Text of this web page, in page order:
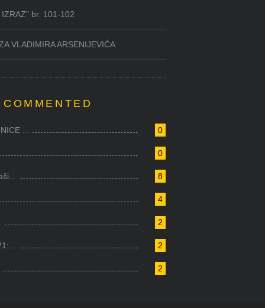
br. 101-102
VLADIMIRA ARSENIJEVIĆA
0
...
0
8
4
2
2
2